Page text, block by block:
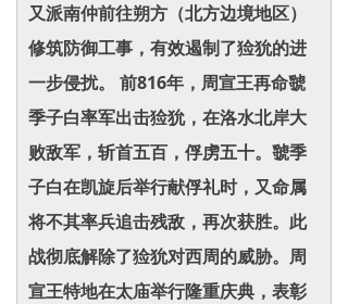
又派南仲前往朔方（北方边境地区）
修筑防御工事，有效遏制了猃狁的进
一步侵扰。 前816年，周宣王再命虢
季子白率军出击猃狁，在洛水北岸大
败敌军，斩首五百，俘虏五十。虢季
子白在凯旋后举行献俘礼时，又命属
将不其率兵追击残敌，再次获胜。此
战彻底解除了猃狁对西周的威胁。周
宣王特地在太庙举行隆重庆典，表彰